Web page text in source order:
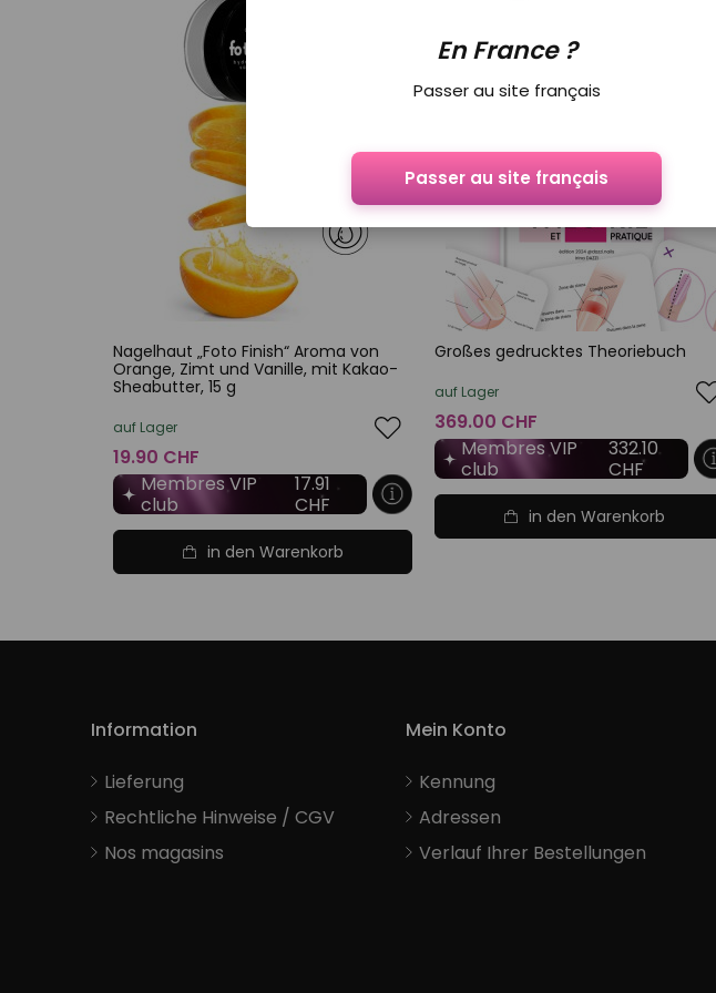
En France ?
Passer au site français
Passer au site français
Nagelhaut „Foto Finish“ Aroma von
Orange, Zimt und Vanille, mit Kakao-
Sheabutter, 15 g
auf Lager
19.90 CHF
Membres VIP
club
17.91
CHF
in den Warenkorb
Großes gedrucktes Theoriebuch
auf Lager
369.00 CHF
Membres VIP
club
332.10
CHF
in den Warenkorb
Information
Lieferung
Rechtliche Hinweise / CGV
Nos magasins
Mein Konto
Kennung
Adressen
Verlauf Ihrer Bestellungen